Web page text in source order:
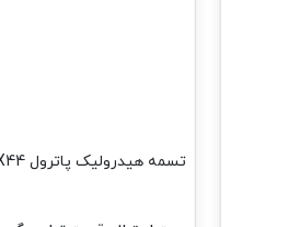
تسمه هیدرولیک پاترول AX44 استار